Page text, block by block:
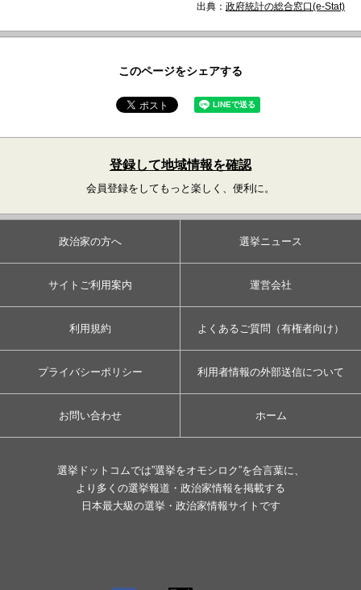
出典： 政府統計の総合窓口(e-Stat)
このページをシェアする
登録して地域情報を確認
会員登録をしてもっと楽しく、便利に。
政治家の方へ 選挙ニュース
サイトご利用案内 運営会社
利用規約 よくあるご質問（有権者向け）
プライバシーポリシー 利用者情報の外部送信について
お問い合わせ ホーム
選挙ドットコムでは”選挙をオモシロク”を合言葉に、
より多くの選挙報道・政治家情報を掲載する
日本最大級の選挙・政治家情報サイトです